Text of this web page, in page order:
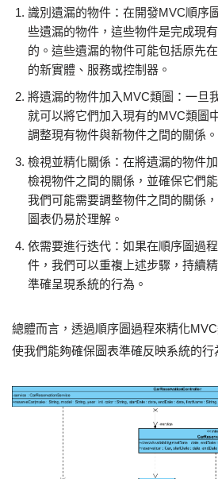
識別遺漏的物件：在開發MVC順序
些遺漏的物件，這些物件是完成現
的。這些遺漏的物件可能包括原先
的新實體、服務或控制器。
將遺漏的物件加入MVC類圖：一旦
就可以將它們加入現有的MVC類圖
調整現有物件與新物件之間的關係。
檢視並精化關係：在將遺漏的物件
檢視物件之間的關係，並確保它們
我們可能需要調整物件之間的關係
圖表仍易於理解。
依需要進行迭代：如果在順序圖過
件，我們可以重複上述步驟，持續
準確呈現系統的行為。
總體而言，透過順序圖過程來精化
使我們能夠確保圖表準確反映系統的行